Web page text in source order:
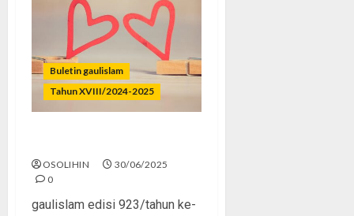
Buletin gaulislam
Tahun XVIII/2024-2025
OSOLIHIN
30/06/2025
0
gaulislam edisi 923/tahun ke-